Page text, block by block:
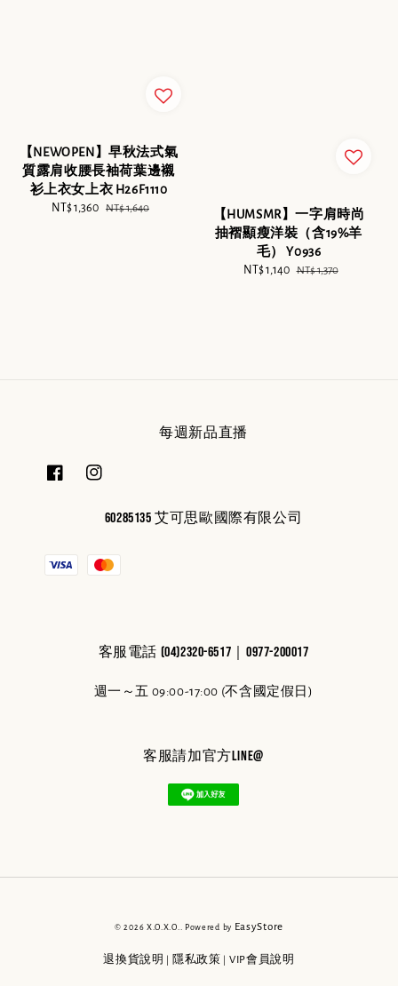
【NEWOPEN】早秋法式氣
質露肩收腰長袖荷葉邊襯
衫上衣女上衣 H26F1110
Sale
NT$ 1,360 Regular
NT$ 1,640
【HUMSMR】一字肩時尚
抽褶顯瘦洋裝（含19%羊
毛） Y0936
Sale
NT$ 1,140 Regular
NT$ 1,370
每週新品直播
60285135 艾可思歐國際有限公司
客服電話 (04)2320-6517｜0977-200017
週一～五 09:00-17:00 (不含國定假日)
客服請加官方line@
© 2026 X.O.X.O.. Powered by EasyStore
退換貨說明 隱私政策 VIP會員說明